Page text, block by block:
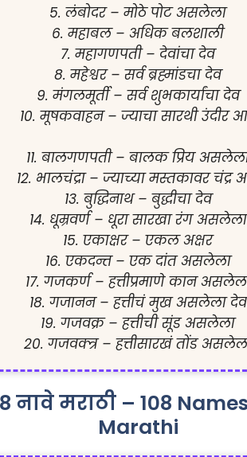
5. लंबोदर – मोठे पोट असलेला
6. महाबल – अधिक बलशाली
7. महागणपती – देवांचा देव
8. महेश्वर – सर्व ब्रह्मांडचा देव
9. मंगलमूर्ती – सर्व शुभकार्यांचा देव
10. मूषकवाहन – ज्याचा सारथी उंदीर
11. बालगणपती – बालक प्रिय
12. भालचंद्रा – ज्याच्या मस्तकावर चंद्र
13. बुद्धिनाथ – बुद्धीचा देव
14. धूम्रवर्ण – धूरा सारखा रंग असलेला
15. एकाक्षर – एकल अक्षर
16. एकदन्त – एक दांत असलेला
17. गजकर्ण – हत्तीप्रमाणे कान
18. गजानन – हत्तीचं मुख असलेला देव
19. गजवक्र – हत्तीची सूंड असलेला
20. गजवक्त्र – हत्तीसारखं तोंड
नावे मराठी – 108
Marathi